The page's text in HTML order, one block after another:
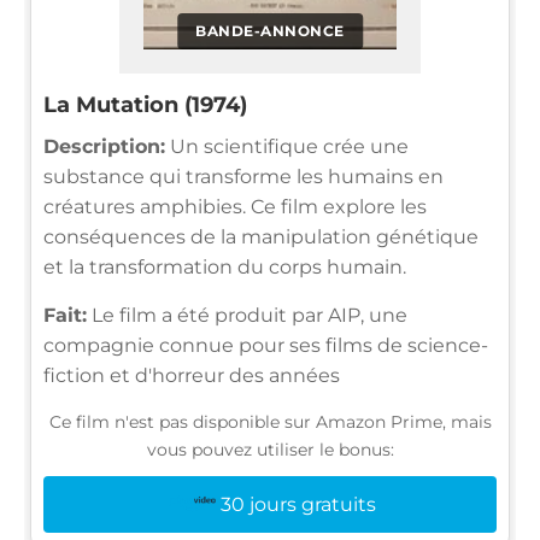
BANDE-ANNONCE
La Mutation (1974)
Description: Un scientifique crée une
substance qui transforme les humains en
créatures amphibies. Ce film explore les
conséquences de la manipulation génétique
et la transformation du corps humain.
Fait: Le film a été produit par AIP, une
compagnie connue pour ses films de science-
fiction et d'horreur des années
Ce film n'est pas disponible sur Amazon Prime, mais
vous pouvez utiliser le bonus:
30 jours gratuits